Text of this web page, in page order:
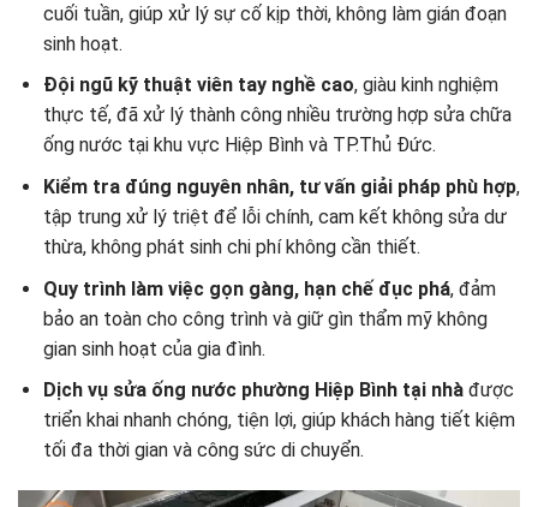
cuối tuần, giúp xử lý sự cố kịp thời, không làm gián đoạn
sinh hoạt.
Đội ngũ kỹ thuật viên tay nghề cao, giàu kinh nghiệm
thực tế, đã xử lý thành công nhiều trường hợp sửa chữa
ống nước tại khu vực Hiệp Bình và TP.Thủ Đức.
Kiểm tra đúng nguyên nhân, tư vấn giải pháp phù hợp,
tập trung xử lý triệt để lỗi chính, cam kết không sửa dư
thừa, không phát sinh chi phí không cần thiết.
Quy trình làm việc gọn gàng, hạn chế đục phá, đảm
bảo an toàn cho công trình và giữ gìn thẩm mỹ không
gian sinh hoạt của gia đình.
Dịch vụ sửa ống nước phường Hiệp Bình tại nhàđược
triển khai nhanh chóng, tiện lợi, giúp khách hàng tiết kiệm
tối đa thời gian và công sức di chuyển.